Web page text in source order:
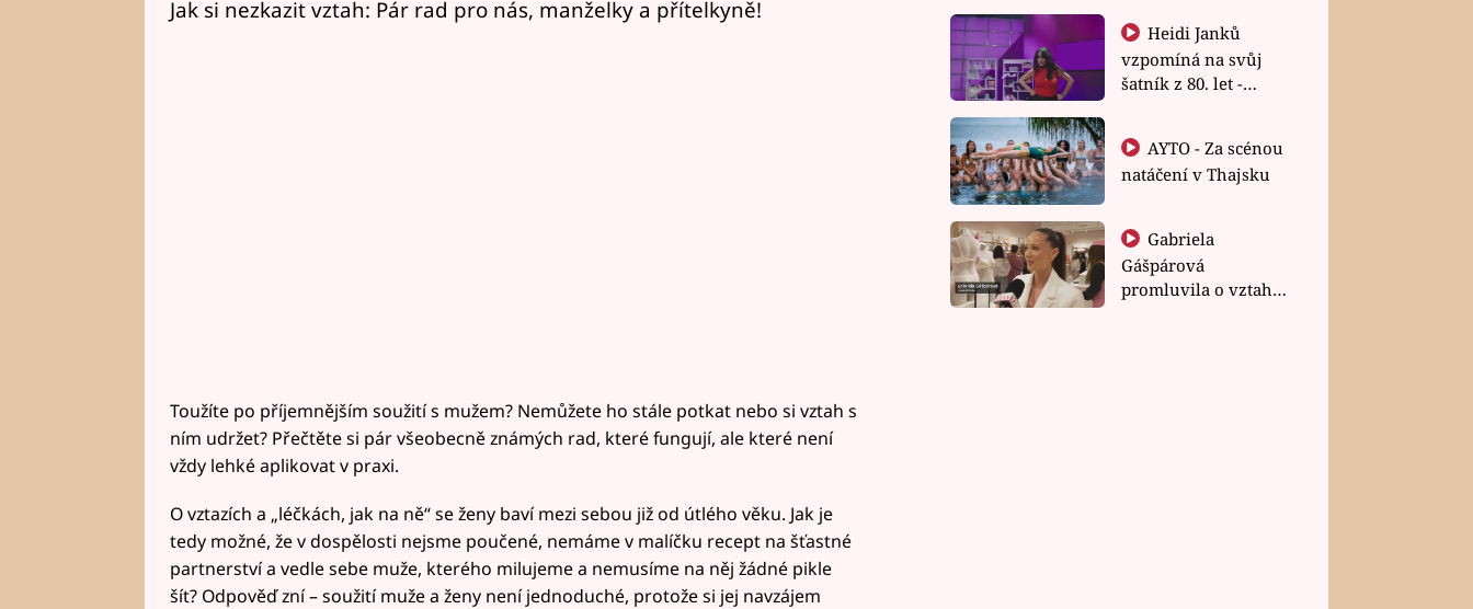
Jak si nezkazit vztah: Pár rad pro nás, manželky a přítelkyně!
Toužíte po příjemnějším soužití s mužem? Nemůžete ho stále potkat nebo si vztah s
ním udržet? Přečtěte si pár všeobecně známých rad, které fungují, ale které není
vždy lehké aplikovat v praxi.
O vztazích a „léčkách, jak na ně“ se ženy baví mezi sebou již od útlého věku. Jak je
tedy možné, že v dospělosti nejsme poučené, nemáme v malíčku recept na šťastné
partnerství a vedle sebe muže, kterého milujeme a nemusíme na něj žádné pikle
šít? Odpověď zní – soužití muže a ženy není jednoduché, protože si jej navzájem
Heidi Janků
vzpomíná na svůj
šatník z 80. let -
natáčení v Thajsku
Gabriela
Gášpárová
promluvila o vztahu